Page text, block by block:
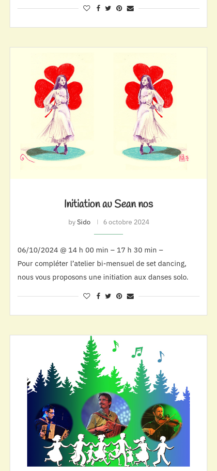
Initiation au Sean nos
bySido 6 octobre 2024
06/10/2024 @ 14 h 00 min – 17 h 30 min –
Pour compléter l’atelier bi-mensuel de set dancing,
nous vous proposons une initiation aux danses solo.